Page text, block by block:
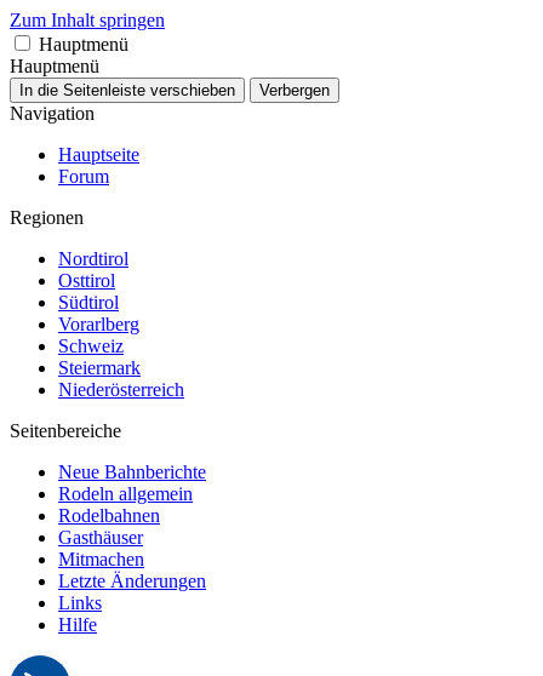
Zum Inhalt springen
Hauptmenü
Hauptmenü
In die Seitenleiste verschieben Verbergen
Navigation
Hauptseite
Forum
Regionen
Nordtirol
Osttirol
Südtirol
Vorarlberg
Schweiz
Steiermark
Niederösterreich
Seitenbereiche
Neue Bahnberichte
Rodeln allgemein
Rodelbahnen
Gasthäuser
Mitmachen
Letzte Änderungen
Links
Hilfe